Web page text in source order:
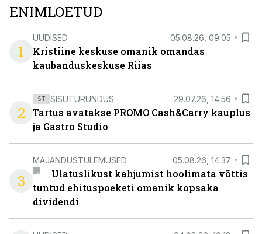
ENIMLOETUD
1
UUDISED 05.08.26, 09:05
Kristiine keskuse omanik omandas
kaubanduskeskuse Riias
2
ST SISUTURUNDUS 29.07.26, 14:56
Tartus avatakse PROMO Cash&Carry kauplus
ja Gastro Studio
3
MAJANDUSTULEMUSED 05.08.26, 14:37
Ulatuslikust kahjumist hoolimata võttis
tuntud ehituspoeketi omanik kopsaka
dividendi